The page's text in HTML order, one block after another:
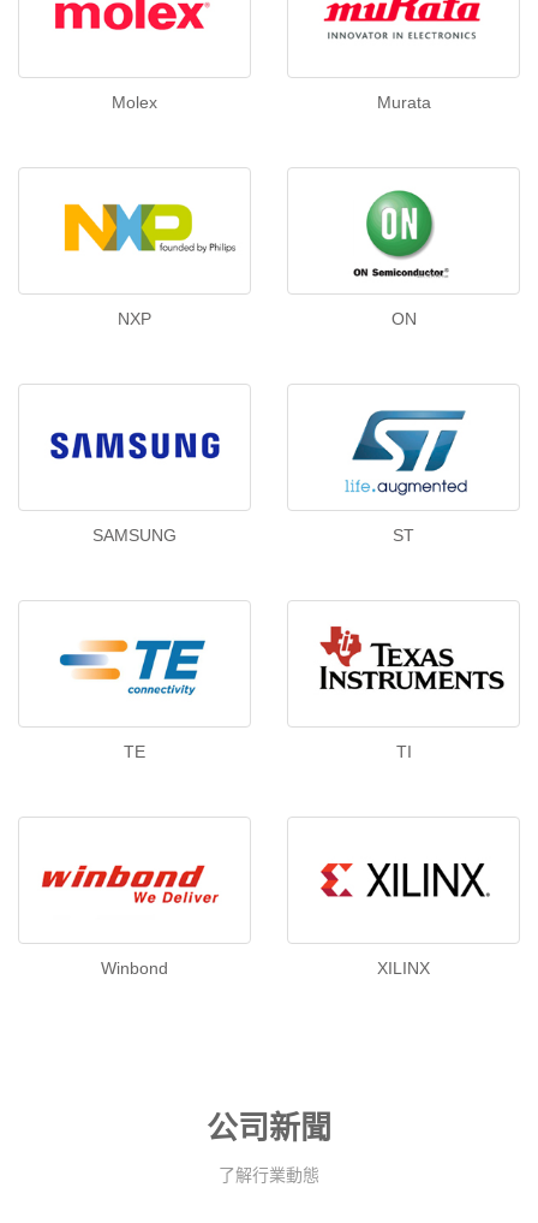
Molex Murata
NXP ON
SAMSUNG ST
TE TI
Winbond XILINX
公司新聞
了解行業動態